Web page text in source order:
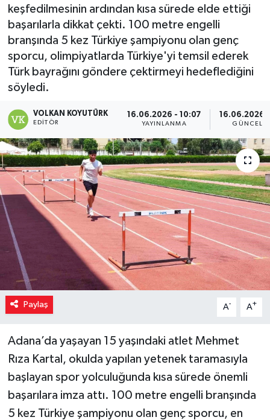
keşfedilmesinin ardından kısa sürede elde ettiği
başarılarla dikkat çekti. 100 metre engelli
branşında 5 kez Türkiye şampiyonu olan genç
sporcu, olimpiyatlarda Türkiye'yi temsil ederek
Türk bayrağını göndere çektirmeyi hedeflediğini
söyledi.
VOLKAN KOYUTÜRK
EDITÖR
16.06.2026 - 10:07
YAYINLANMA
16.06.2026
Paylaş A- A+
Adana’da yaşayan 15 yaşındaki atlet Mehmet
Rıza Kartal, okulda yapılan yetenek taramasıyla
başlayan spor yolculuğunda kısa sürede önemli
başarılara imza attı. 100 metre engelli branşında
5 kez Türkiye şampiyonu olan genç sporcu, en
Resmi İlanlar
Sağlık
Siyaset
Spor
Yaşam
Yerel Yönetimler
Yurttan